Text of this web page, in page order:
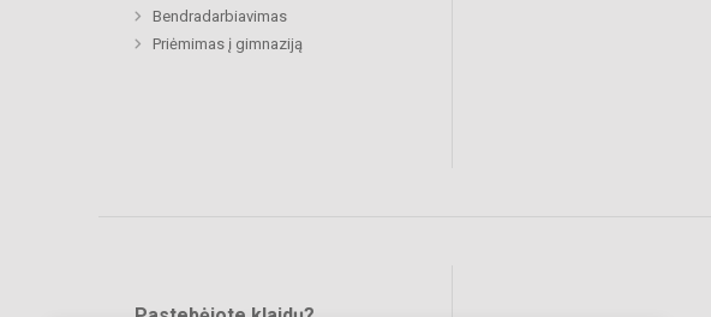
Bendradarbiavimas
Priėmimas į gimnaziją